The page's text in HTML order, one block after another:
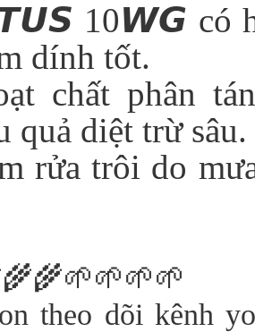
10𝙒𝙂 có
dính tốt.
chất phân
quả diệt trừ sâu.
rửa trôi do
theo dõi kênh